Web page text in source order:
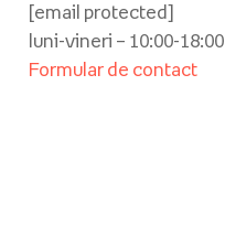
[email protected]
luni-vineri – 10:00-18:00
Formular de contact